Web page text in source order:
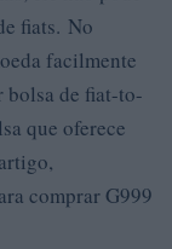
fiats. No
facilmente
de fiat-to-
que oferece
comprar G999